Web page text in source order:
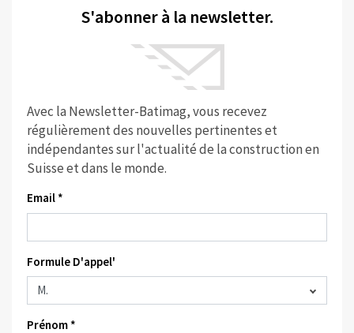
S'abonner à la newsletter.
Avec la Newsletter-Batimag, vous recevez
régulièrement des nouvelles pertinentes et
indépendantes sur l'actualité de la construction en
Suisse et dans le monde.
Email *
Formule D'appel'
Prénom *